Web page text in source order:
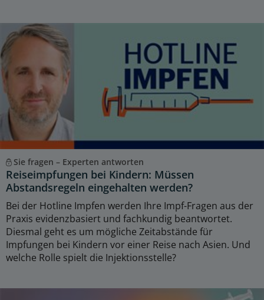
Sie fragen – Experten antworten
Reiseimpfungen bei Kindern: Müssen
Abstandsregeln eingehalten werden?
Bei der Hotline Impfen werden Ihre Impf-Fragen aus der
Praxis evidenzbasiert und fachkundig beantwortet.
Diesmal geht es um mögliche Zeitabstände für
Impfungen bei Kindern vor einer Reise nach Asien. Und
welche Rolle spielt die Injektionsstelle?